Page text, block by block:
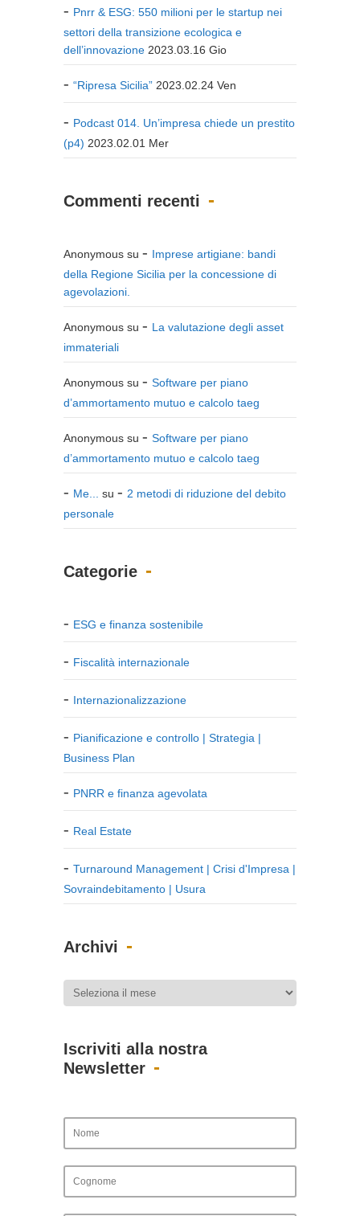
Pnrr & ESG: 550 milioni per le startup nei
settori della transizione ecologica e
dell’innovazione 2023.03.16 Gio
“Ripresa Sicilia” 2023.02.24 Ven
Podcast 014. Un’impresa chiede un prestito
(p4) 2023.02.01 Mer
Commenti recenti
Anonymous su
Imprese artigiane: bandi
della Regione Sicilia per la concessione di
agevolazioni.
Anonymous su
La valutazione degli asset
immateriali
Anonymous su
Software per piano
d’ammortamento mutuo e calcolo taeg
Anonymous su
Software per piano
d’ammortamento mutuo e calcolo taeg
Me... su
2 metodi di riduzione del debito
personale
Categorie
ESG e finanza sostenibile
Fiscalità internazionale
Internazionalizzazione
Pianificazione e controllo | Strategia |
Business Plan
PNRR e finanza agevolata
Real Estate
Turnaround Management | Crisi d'Impresa |
Sovraindebitamento | Usura
Archivi
Iscriviti alla nostra
Newsletter